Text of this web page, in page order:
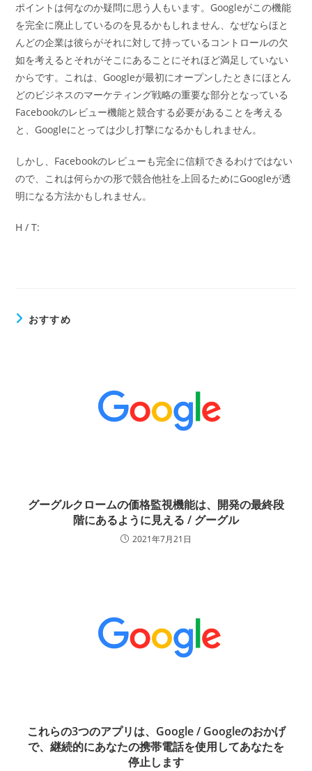
ポイントは何なのか疑問に思う人もいます。Googleがこの機能
を完全に廃止しているのを見るかもしれません、なぜならほと
んどの企業は彼らがそれに対して持っているコントロールの欠
如を考えるとそれがそこにあることにそれほど満足していない
からです。これは、Googleが最初にオープンしたときにほとん
どのビジネスのマーケティング戦略の重要な部分となっている
Facebookのレビュー機能と競合する必要があることを考える
と、Googleにとっては少し打撃になるかもしれません。
しかし、Facebookのレビューも完全に信頼できるわけではない
ので、これは何らかの形で競合他社を上回るためにGoogleが透
明になる方法かもしれません。
H / T:
おすすめ
グーグルクロームの価格監視機能は、開発の最終段
階にあるように見える / グーグル
2021年7月21日
これらの3つのアプリは、Google / Googleのおかげ
で、継続的にあなたの携帯電話を使用してあなたを
停止します